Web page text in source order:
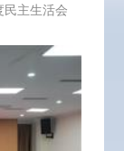
民主生活会